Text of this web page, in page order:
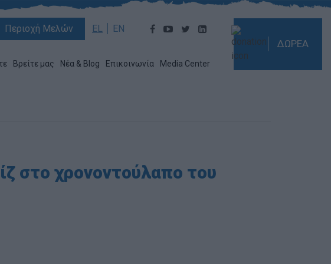
Περιοχή Μελών EL EN
Βρείτε μας Νέα & Blog Επικοινωνία Media Center
ΔΩΡΕΑ
στο χρονοντούλαπο του